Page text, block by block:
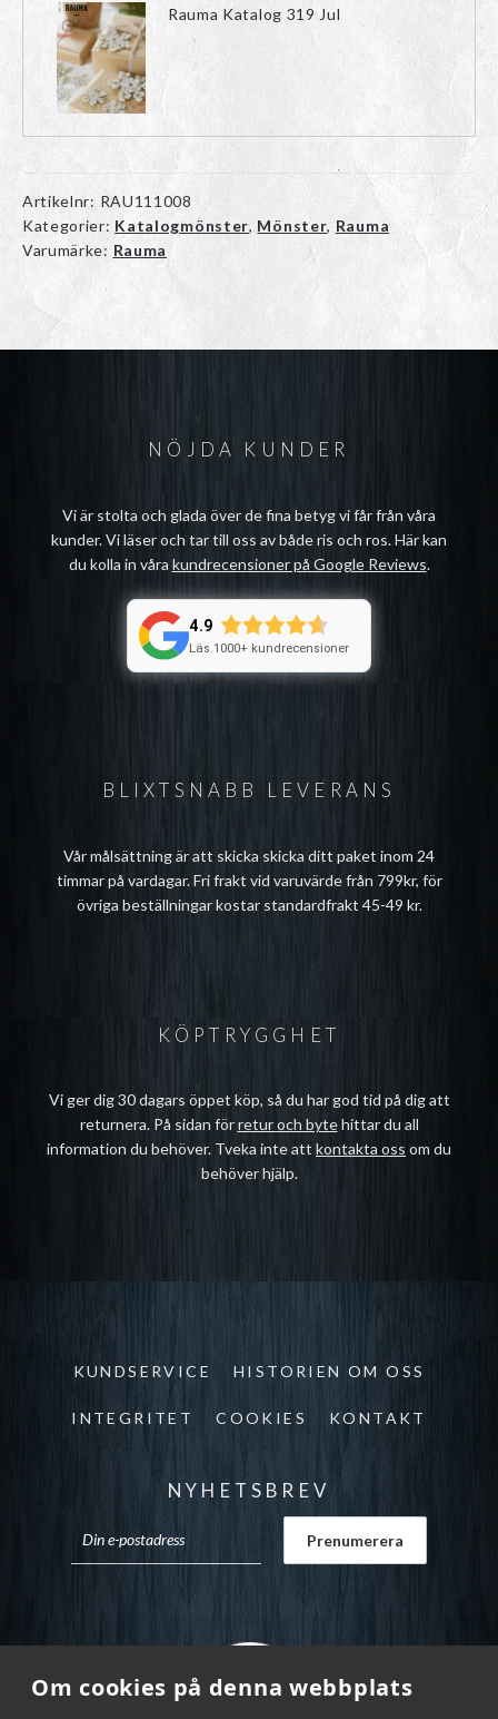
Om cookies på denna webbplats
Rauma Katalog 319 Jul
Artikelnr: RAU111008
Kategorier: Katalogmönster, Mönster, Rauma
Varumärke: Rauma
BLIXTSNABB LEVERANS
Vår målsättning är att skicka skicka ditt paket inom 24
timmar på vardagar. Fri frakt vid varuvärde från 799kr, för
övriga beställningar kostar standardfrakt 45-49 kr.
NÖJDA KUNDER
Vi är stolta och glada över de fina betyg vi får från våra
kunder. Vi läser och tar till oss av både ris och ros. Här kan
du kolla in våra kundrecensioner på Google Reviews.
4.9
Läs 1000+ kundrecensioner
KÖPTRYGGHET
Vi ger dig 30 dagars öppet köp, så du har god tid på dig att
returnera. På sidan förretur och bytehittar du all
information du behöver. Tveka inte att kontakta oss om du
behöver hjälp.
KUNDSERVICE HISTORIEN OM OSS
INTEGRITET COOKIES KONTAKT
NYHETSBREV